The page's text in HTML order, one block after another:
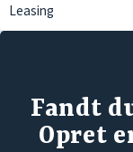
Leasing
Fandt
Opret